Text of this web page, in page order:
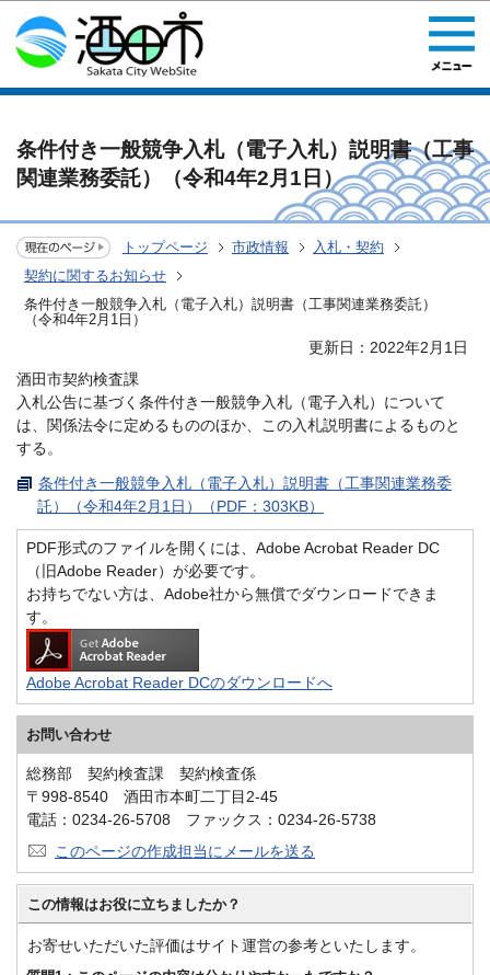
このページの本文へ移動
条件付き一般競争入札（電子入札）説明書（工事
関連業務委託）（令和4年2月1日）
トップページ 市政情報
入札・契約
契約に関するお知らせ
条件付き一般競争入札（電子入札）説明書（工事関連業務委託）
（令和4年2月1日）
更新日：2022年2月1日
酒田市契約検査課
入札公告に基づく条件付き一般競争入札（電子入札）について
は、関係法令に定めるもののほか、この入札説明書によるものと
する。
条件付き一般競争入札（電子入札）説明書（工事関連業務委
託）（令和4年2月1日）（PDF：303KB）
PDF形式のファイルを開くには、Adobe Acrobat Reader DC
（旧Adobe Reader）が必要です。
お持ちでない方は、Adobe社から無償でダウンロードできま
す。
Adobe Acrobat Reader DCのダウンロードへ
お問い合わせ
総務部 契約検査課 契約検査係
〒998-8540 酒田市本町二丁目2-45
電話：0234-26-5708 ファックス：0234-26-5738
このページの作成担当にメールを送る
この情報はお役に立ちましたか？
お寄せいただいた評価はサイト運営の参考といたします。